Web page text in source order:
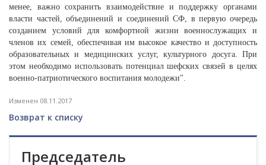
менее, важно сохранить взаимодействие и поддержку органами
власти частей, объединений и соединений СФ, в первую очередь
созданием условий для комфортной жизни военнослужащих и
членов их семей, обеспечивая им высокое качество и доступность
образовательных и медицинских услуг, культурного досуга. При
этом необходимо использовать потенциал шефских связей в целях
военно-патриотического воспитания молодежи".
Изменен 08.11.2017
Возврат к списку
Председатель